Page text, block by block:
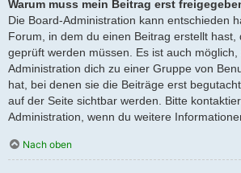
Warum muss mein Beitrag erst
Die Board-Administration kann entschieden
Forum, in dem du einen Beitrag erstellt hast,
geprüft werden müssen. Es ist auch möglich,
Administration dich zu einer Gruppe von
hat, bei denen sie die Beiträge erst
auf der Seite sichtbar werden. Bitte
Administration, wenn du weitere
Nach oben